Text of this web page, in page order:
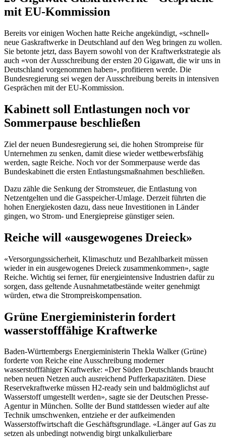
mit EU-Kommission
Bereits vor einigen Wochen hatte Reiche angekündigt, «schnell»
neue Gaskraftwerke in Deutschland auf den Weg bringen zu wollen.
Sie betonte jetzt, dass Bayern sowohl von der Kraftwerkstrategie als
auch «von der Ausschreibung der ersten 20 Gigawatt, die wir uns in
Deutschland vorgenommen haben», profitieren werde. Die
Bundesregierung sei wegen der Ausschreibung bereits in intensiven
Gesprächen mit der EU-Kommission.
Kabinett soll Entlastungen noch vor
Sommerpause beschließen
Ziel der neuen Bundesregierung sei, die hohen Strompreise für
Unternehmen zu senken, damit diese wieder wettbewerbsfähig
werden, sagte Reiche. Noch vor der Sommerpause werde das
Bundeskabinett die ersten Entlastungsmaßnahmen beschließen.
Dazu zähle die Senkung der Stromsteuer, die Entlastung von
Netzentgelten und die Gasspeicher-Umlage. Derzeit führten die
hohen Energiekosten dazu, dass neue Investitionen in Länder
gingen, wo Strom- und Energiepreise günstiger seien.
Reiche will «ausgewogenes Dreieck»
«Versorgungssicherheit, Klimaschutz und Bezahlbarkeit müssen
wieder in ein ausgewogenes Dreieck zusammenkommen», sagte
Reiche. Wichtig sei ferner, für energieintensive Industrien dafür zu
sorgen, dass geltende Ausnahmetatbestände weiter genehmigt
würden, etwa die Strompreiskompensation.
Grüne Energieministerin fordert
wasserstofffähige Kraftwerke
Baden-Württembergs Energieministerin Thekla Walker (Grüne)
forderte von Reiche eine Ausschreibung moderner
wasserstofffähiger Kraftwerke: «Der Süden Deutschlands braucht
neben neuen Netzen auch ausreichend Pufferkapazitäten. Diese
Reservekraftwerke müssen H2-ready sein und baldmöglichst auf
Wasserstoff umgestellt werden», sagte sie der Deutschen Presse-
Agentur in München. Sollte der Bund stattdessen wieder auf alte
Technik umschwenken, entziehe er der aufkeimenden
Wasserstoffwirtschaft die Geschäftsgrundlage. «Länger auf Gas zu
setzen als unbedingt notwendig birgt unkalkulierbare